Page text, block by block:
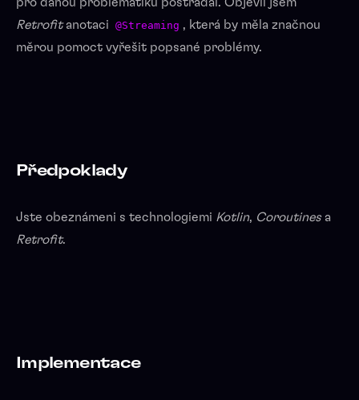
pro danou problematiku postrádal. Objevil jsem
Retrofitanotaci @Streaming , která by měla značnou
měrou pomoct vyřešit popsané problémy.
Předpoklady
Jste obeznámeni s technologiemi Kotlin, Coroutines a
Retrofit.
Implementace